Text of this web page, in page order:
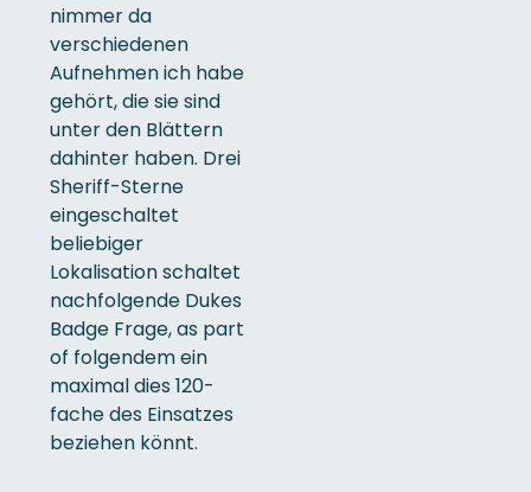
nimmer da
verschiedenen
Aufnehmen ich habe
gehört, die sie sind
unter den Blättern
dahinter haben. Drei
Sheriff-Sterne
eingeschaltet
beliebiger
Lokalisation schaltet
nachfolgende Dukes
Badge Frage, as part
of folgendem ein
maximal dies 120-
fache des Einsatzes
beziehen könnt.